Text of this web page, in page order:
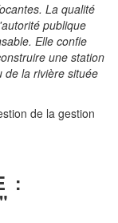
La qualité
publique
Elle confie
une station
de la rivière située
de la gestion
: